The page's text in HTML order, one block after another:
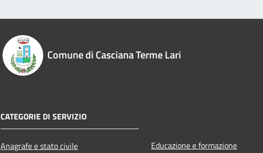
Comune di Casciana Terme Lari
CATEGORIE DI SERVIZIO
Anagrafe e stato civile
Educazione e formazione